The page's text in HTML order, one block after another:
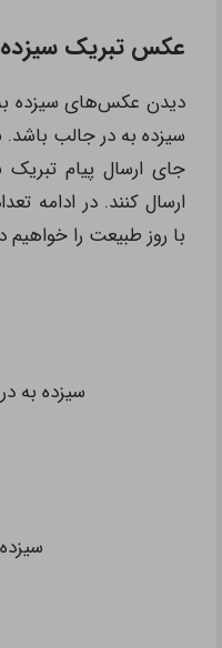
عکس تبریک سیزده
دیدن عکس‌های سیزده
سیزده به در جالب
جای ارسال پیام
ارسال کنند. در ادامه
با روز طبیعت را خواهیم
سیزده به